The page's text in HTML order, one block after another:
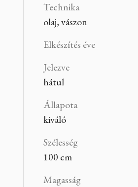
Technika
olaj, vászon
Elkészítés éve
Jelezve
hátul
Állapota
kiváló
Szélesség
100 cm
Magasság